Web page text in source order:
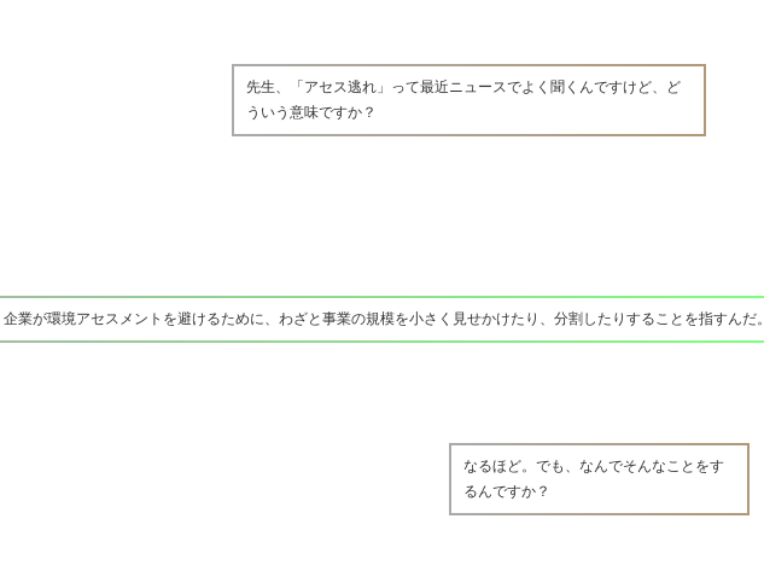
先生、「アセス逃れ」って最近ニュースでよく聞くんですけど、ど
ういう意味ですか？
業が環境アセスメントを避けるために、わざと事業の規模を小さく見せかけたり、分割したりすることを指すんだ。
なるほど。でも、なんでそんなことをす
るんですか？